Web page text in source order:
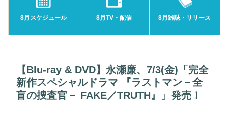
8月スケジュール 8月TV・配信 8月雑誌・リリース
【Blu-ray & DVD】永瀬廉、7/3(金)「完全
新作スペシャルドラマ 『ラストマン－全
盲の捜査官－ FAKE／TRUTH』」発売！